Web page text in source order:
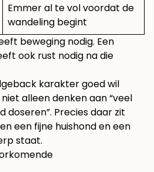
Emmer al te vol voordat de
wandeling begint
beweging nodig. Een
ook rust nodig na die
karakter goed wil
alleen denken aan “veel
doseren”. Precies daar zit
een fijne huishond en een
staat.